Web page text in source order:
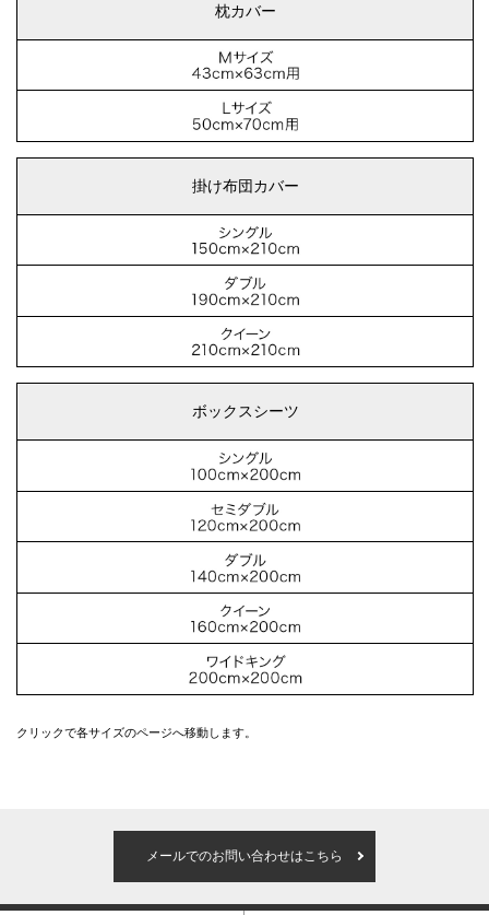
枕カバー
掛け布団カバー
ボックスシーツ
クリックで各サイズのページへ移動します。
メールでのお問い合わせはこちら